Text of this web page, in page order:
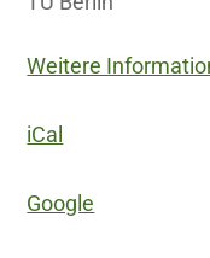
Weitere
iCal
Google